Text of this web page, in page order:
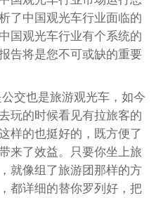
了中国观光车行业面临的
国观光车行业有个系统的
告将是您不可或缺的重要
交也是旅游观光车，如今
玩的时候看见有拉旅客的
样的也挺好的，既方便了
来了效益。只要你坐上旅
就像组了旅游团那样的方
都详细的替你罗列好，把